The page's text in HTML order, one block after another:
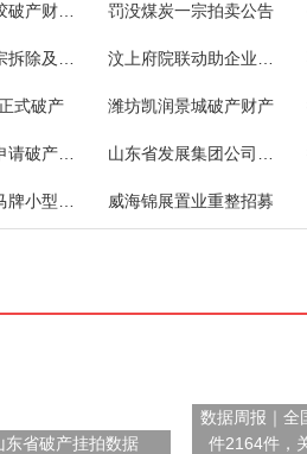
罚没煤炭一宗拍卖公告
式破产 潍坊凯润景城破产财产
威海锦展置业重整招募
东省破产挂拍数据
数据周报｜全
件2164件，